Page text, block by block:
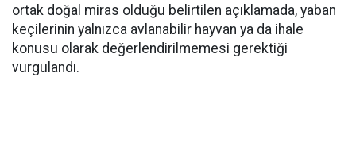
ortak doğal miras olduğu belirtilen açıklamada, yaban
keçilerinin yalnızca avlanabilir hayvan ya da ihale
konusu olarak değerlendirilmemesi gerektiği
vurgulandı.